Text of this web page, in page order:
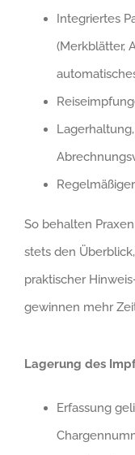
Integriertes
(Merkblätter,
So behalten
stets den
praktischer
gewinnen mehr
Lagerung des
Erfassung